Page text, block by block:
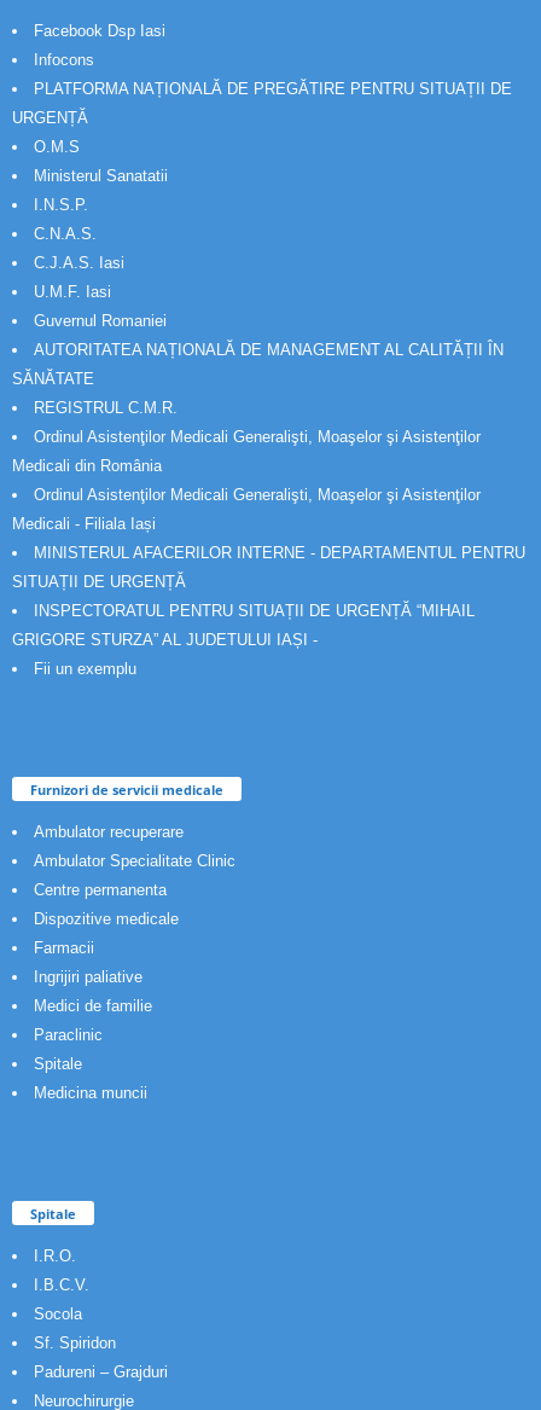
Facebook Dsp Iasi
Infocons
PLATFORMA NAȚIONALĂ DE PREGĂTIRE PENTRU SITUAȚII DE
URGENȚĂ
O.M.S
Ministerul Sanatatii
I.N.S.P.
C.N.A.S.
C.J.A.S. Iasi
U.M.F. Iasi
Guvernul Romaniei
AUTORITATEA NAȚIONALĂ DE MANAGEMENT AL CALITĂȚII ÎN
SĂNĂTATE
REGISTRUL C.M.R.
Ordinul Asistenţilor Medicali Generalişti, Moaşelor şi Asistenţilor
Medicali din România
Ordinul Asistenţilor Medicali Generalişti, Moaşelor şi Asistenţilor
Medicali - Filiala Iași
MINISTERUL AFACERILOR INTERNE - DEPARTAMENTUL PENTRU
SITUAȚII DE URGENȚĂ
INSPECTORATUL PENTRU SITUAȚII DE URGENȚĂ “MIHAIL
GRIGORE STURZA” AL JUDETULUI IAȘI -
Fii un exemplu
Furnizori de servicii medicale
Ambulator recuperare
Ambulator Specialitate Clinic
Centre permanenta
Dispozitive medicale
Farmacii
Ingrijiri paliative
Medici de familie
Paraclinic
Spitale
Medicina muncii
Spitale
I.R.O.
I.B.C.V.
Socola
Sf. Spiridon
Padureni – Grajduri
Neurochirurgie